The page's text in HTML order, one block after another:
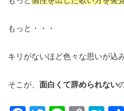
もっと・・・
キリがないほど色々な思いが込
そこが、 面白くて辞められない